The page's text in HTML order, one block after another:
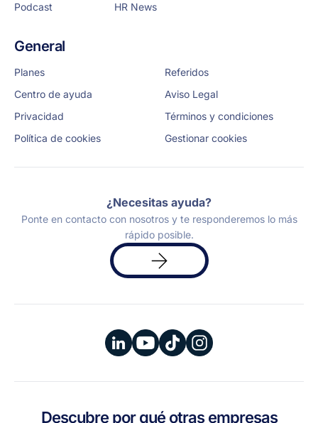
Podcast
HR News
General
Planes
Referidos
Centro de ayuda
Aviso Legal
Privacidad
Términos y condiciones
Política de cookies
Gestionar cookies
¿Necesitas ayuda?
Ponte en contacto con nosotros y te responderemos lo más
rápido posible.
Solicita
una
demo
Descubre por qué otras empresas